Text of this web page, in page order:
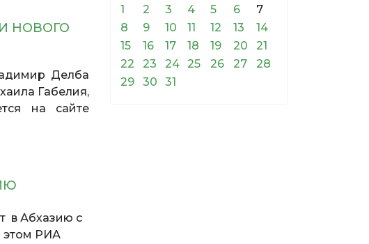
НОВОГО
Делба
Габелия,
на сайте
в Абхазию с
этом РИА
1
2 3 4 5 6
7
8
9 10 11 12 13
14
15
16 17 18 19 20
21
22
23 24 25 26 27
28
29
30 31